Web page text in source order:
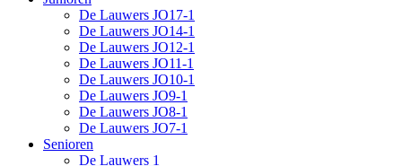
De Lauwers JO17-1
De Lauwers JO14-1
De Lauwers JO12-1
De Lauwers JO11-1
De Lauwers JO10-1
De Lauwers JO9-1
De Lauwers JO8-1
De Lauwers JO7-1
Senioren
De Lauwers 1